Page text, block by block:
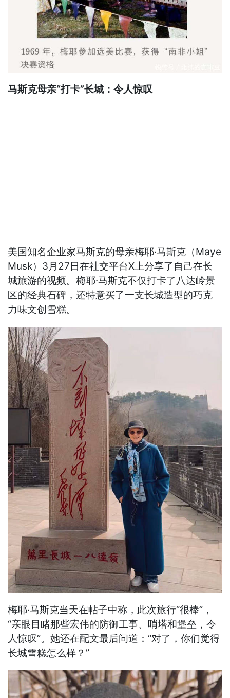
马斯克母亲“打卡”长城：令人惊叹
美国知名企业家马斯克的母亲梅耶·马斯克（Maye
Musk）3月27日在社交平台X上分享了自己在长
城旅游的视频。梅耶·马斯克不仅打卡了八达岭景
区的经典石碑，还特意买了一支长城造型的巧克
力味文创雪糕。
梅耶·马斯克当天在帖子中称，此次旅行“很棒”，
“亲眼目睹那些宏伟的防御工事、哨塔和堡垒，令
人惊叹”。她还在配文最后问道：“对了，你们觉得
长城雪糕怎么样？”